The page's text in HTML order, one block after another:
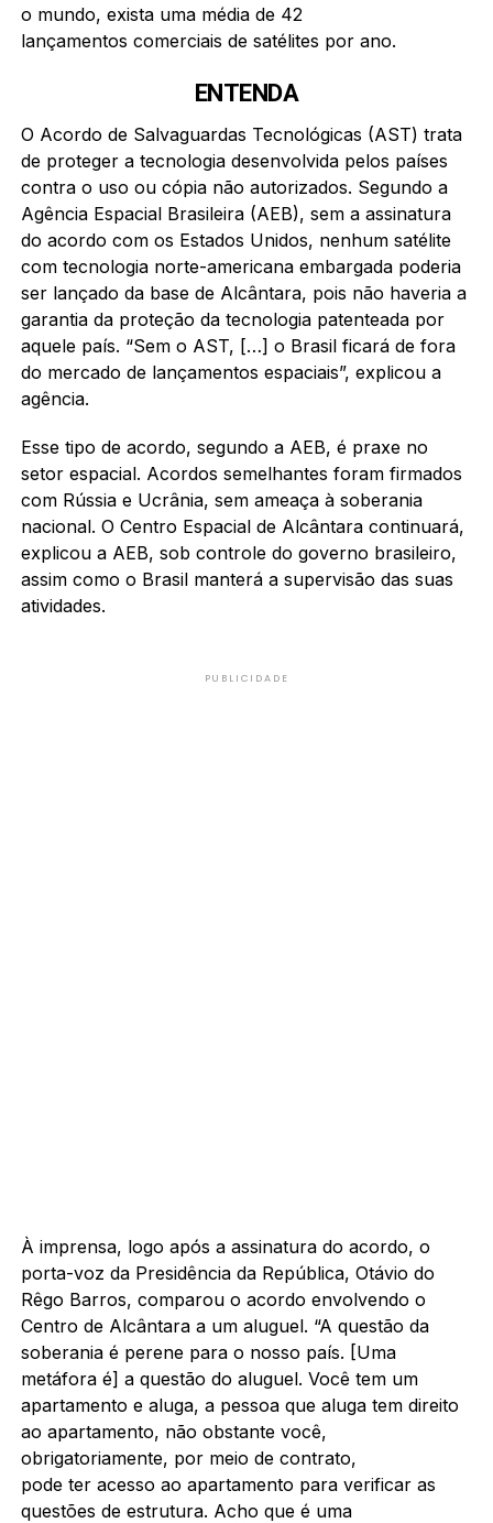
o mundo, exista uma média de 42
lançamentos comerciais de satélites por ano.
ENTENDA
O Acordo de Salvaguardas Tecnológicas (AST) trata
de proteger a tecnologia desenvolvida pelos países
contra o uso ou cópia não autorizados. Segundo a
Agência Espacial Brasileira (AEB), sem a assinatura
do acordo com os Estados Unidos, nenhum satélite
com tecnologia norte-americana embargada poderia
ser lançado da base de Alcântara, pois não haveria a
garantia da proteção da tecnologia patenteada por
aquele país. “Sem o AST, […] o Brasil ficará de fora
do mercado de lançamentos espaciais”, explicou a
agência.
Esse tipo de acordo, segundo a AEB, é praxe no
setor espacial. Acordos semelhantes foram firmados
com Rússia e Ucrânia, sem ameaça à soberania
nacional. O Centro Espacial de Alcântara continuará,
explicou a AEB, sob controle do governo brasileiro,
assim como o Brasil manterá a supervisão das suas
atividades.
PUBLICIDADE
À imprensa, logo após a assinatura do acordo, o
porta-voz da Presidência da República, Otávio do
Rêgo Barros, comparou o acordo envolvendo o
Centro de Alcântara a um aluguel. “A questão da
soberania é perene para o nosso país. [Uma
metáfora é] a questão do aluguel. Você tem um
apartamento e aluga, a pessoa que aluga tem direito
ao apartamento, não obstante você,
obrigatoriamente, por meio de contrato,
pode ter acesso ao apartamento para verificar as
questões de estrutura. Acho que é uma